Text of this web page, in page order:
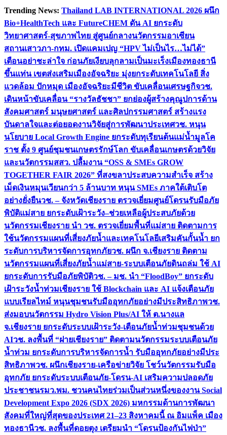
Skip
content
Trending News: Thailand LAB INTERNATIONAL 2026 ผนึก
Bio+HealthTech และ FutureCHEM ดัน AI ยกระดับ
วิทยาศาสตร์-สุขภาพไทย สู่ศูนย์กลางนวัตกรรมอาเซียน
สถานเสาวภา-กทม. เปิดแคมเปญ “HPV ไม่เป็นไร…ไม่ได้”
เตือนอย่าชะล่าใจ ก่อนภัยเงียบลุกลามเป็นมะเร็งเมืองทองธานี
ขึ้นแท่น เขตส่งเสริมเมืองอัจฉริยะ มุ่งยกระดับเทคโนโลยี สิ่ง
แวดล้อม ปักหมุด เมืองอัจฉริยะมีชีวิต ขับเคลื่อนเศรษฐกิจวช.
เดินหน้าขับเคลื่อน “รางวัลธัชชา” ยกย่องผู้สร้างคุณูปการด้าน
สังคมศาสตร์ มนุษยศาสตร์ และศิลปกรรมศาสตร์ สร้างแรง
บันดาลใจและต่อยอดงานวิจัยสู่การพัฒนาประเทศวช. หนุน
นโยบาย Local Growth Engine ยกระดับทุเรียนต้นแม่น้ำมูลโค
ราช ตั้ง 9 ศูนย์ชุมชนเกษตรรักษ์โลก ขับเคลื่อนเกษตรด้วยวิจัย
และนวัตกรรมสสว. ปลื้มงาน “OSS & SMEs GROW
TOGETHER FAIR 2026” ที่สงขลาประสบความสำเร็จ สร้าง
เม็ดเงินหมุนเวียนกว่า 5 ล้านบาท หนุน SMEs ภาคใต้เติบโต
อย่างยั่งยืนวช. – จังหวัดเชียงราย ตรวจเยี่ยมศูนย์โดรนรับมือภัย
พิบัติแม่สาย ยกระดับเฝ้าระวัง–ช่วยเหลือผู้ประสบภัยด้วย
นวัตกรรมเชียงราย นำ วช. ตรวจเยี่ยมพื้นที่แม่สาย ติดตามการ
ใช้นวัตกรรมแผนที่เสี่ยงภัยน้ำและเทคโนโลยีเสริมคันกั้นน้ำ ยก
ระดับการบริหารจัดการอุทกภัยวช. ผนึก จ.เชียงราย ติดตาม
นวัตกรรมแผนที่เสี่ยงภัยน้ำแม่สาย-ระบบเตือนภัยดินถล่ม ใช้ AI
ยกระดับการรับมือภัยพิบัติวช. – มช. นำ “FloodBoy” ยกระดับ
เฝ้าระวังน้ำท่วมเชียงราย ใช้ Blockchain และ AI แจ้งเตือนภัย
แบบเรียลไทม์ หนุนชุมชนรับมืออุทกภัยอย่างมีประสิทธิภาพวช.
ส่งมอบนวัตกรรม Hydro Vision Plus/AI ให้ ต.นางแล
จ.เชียงราย ยกระดับระบบเฝ้าระวัง-เตือนภัยน้ำท่วมชุมชนด้วย
AIวช. ลงพื้นที่ “ฝายเชียงราย” ติดตามนวัตกรรมระบบเตือนภัย
น้ำท่วม ยกระดับการบริหารจัดการน้ำ รับมืออุทกภัยอย่างมีประ
สิทธิภาพวช. ผนึกเชียงราย-เครือข่ายวิจัย โชว์นวัตกรรมรับมือ
อุทกภัย ยกระดับระบบเตือนภัย-โดรน-AI เสริมความปลอดภัย
ประชาชนรมว.พม. ชวนคนไทยร่วมเป็นส่วนหนึ่งของงาน Social
Development Expo 2026 (SDX 2026) มหกรรมด้านการพัฒนา
สังคมที่ใหญ่ที่สุดของประเทศ 21–23 สิงหาคมนี้ ณ อิมแพ็ค เมือง
ทองธานีวช. ลงพื้นที่ดอยตุง เตรียมนำ “โดรนป้องกันไฟป่า”